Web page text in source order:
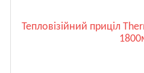
Тепловізійний приціл